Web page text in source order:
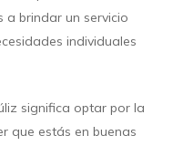
a brindar un servicio
individuales
significa optar por la
que estás en buenas